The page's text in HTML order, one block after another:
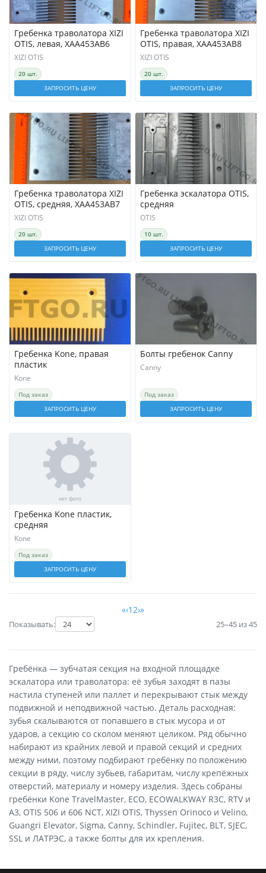
Гребенка траволатора XIZI
OTIS, левая, XAA453AB6
XIZI OTIS
20 шт.
ЗАПРОСИТЬ ЦЕНУ
Гребенка траволатора XIZI
OTIS, правая, XAA453AB8
XIZI OTIS
20 шт.
ЗАПРОСИТЬ ЦЕНУ
Гребенка траволатора XIZI
OTIS, средняя, XAA453AB7
XIZI OTIS
20 шт.
ЗАПРОСИТЬ ЦЕНУ
Гребенка эскалатора OTIS,
средняя
OTIS
10 шт.
ЗАПРОСИТЬ ЦЕНУ
Гребенка Kone, правая
пластик
Kone
Под заказ
ЗАПРОСИТЬ ЦЕНУ
Болты гребенок Canny
Canny
Под заказ
ЗАПРОСИТЬ ЦЕНУ
Гребенка Kone пластик,
средняя
Kone
Под заказ
ЗАПРОСИТЬ ЦЕНУ
«‹12›»
Показывать: 25–45 из 45
Гребёнка — зубчатая секция на входной площадке
эскалатора или траволатора: её зубья заходят в пазы
настила ступеней или паллет и перекрывают стык между
подвижной и неподвижной частью. Деталь расходная:
зубья скалываются от попавшего в стык мусора и от
ударов, а секцию со сколом меняют целиком. Ряд обычно
набирают из крайних левой и правой секций и средних
между ними, поэтому подбирают гребёнку по положению
секции в ряду, числу зубьев, габаритам, числу крепёжных
отверстий, материалу и номеру изделия. Здесь собраны
гребёнки Kone TravelMaster, ECO, ECOWALKWAY R3C, RTV и
A3, OTIS 506 и 606 NCT, XIZI OTIS, Thyssen Orinoco и Velino,
Guangri Elevator, Sigma, Canny, Schindler, Fujitec, BLT, SJEC,
SSL и ЛАТРЭС, а также болты для их крепления.